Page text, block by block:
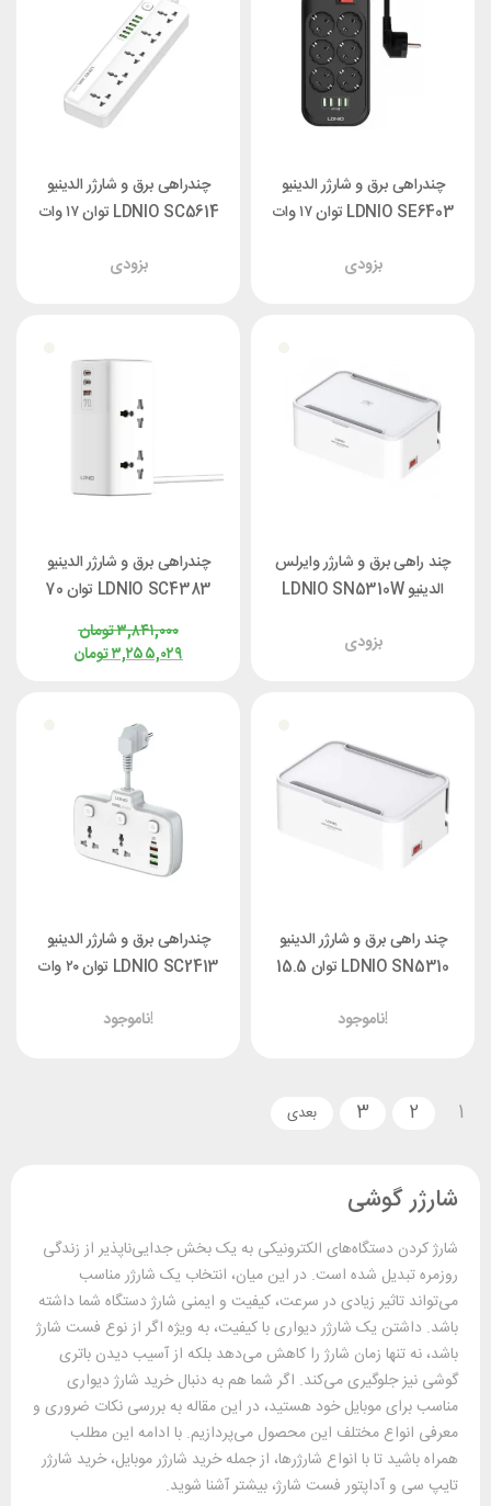
چندراهی برق و شارژر الدینیو
LDNIO SE6403 توان ۱۷ وات
بزودی
چندراهی برق و شارژر الدینیو
LDNIO SC5614 توان ۱۷ وات
بزودی
چند راهی برق و شارژر وایرلس
الدینیو LDNIO SN5310W
بزودی
چندراهی برق و شارژر الدینیو
LDNIO SC4383 توان 70
وات
تومان۳,۸۴۱,۰۰۰
تومان۳,۲۵۵,۰۲۹
چند راهی برق و شارژر الدینیو
LDNIO SN5310 توان 15.5
ناموجود!
چندراهی برق و شارژر الدینیو
LDNIO SC2413 توان ۲۰ وات
ناموجود!
1
2
3
شارژر گوشی
شارژ کردن دستگاه‌های الکترونیکی به یک بخش جدایی‌ناپذیر از زندگی
روزمره تبدیل شده است. در این میان، انتخاب یک شارژر مناسب
می‌تواند تاثیر زیادی در سرعت، کیفیت و ایمنی شارژ دستگاه شما داشته
باشد. داشتن یک شارژر دیواری با کیفیت، به ویژه اگر از نوع فست شارژ
باشد، نه تنها زمان شارژ را کاهش می‌دهد بلکه از آسیب دیدن باتری
گوشی نیز جلوگیری می‌کند. اگر شما هم به دنبال خرید شارژ دیواری
مناسب برای موبایل خود هستید، در این مقاله به بررسی نکات ضروری و
معرفی انواع مختلف این محصول می‌پردازیم. با ادامه این مطلب
همراه باشید تا با انواع شارژرها، از جمله خرید شارژر موبایل، خرید شارژر
تایپ سی و آداپتور فست شارژ، بیشتر آشنا شوید.